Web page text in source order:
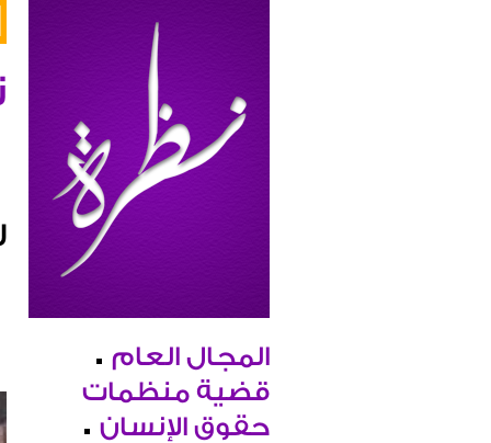
المجال العام
قضية منظمات
حقوق الإنسان